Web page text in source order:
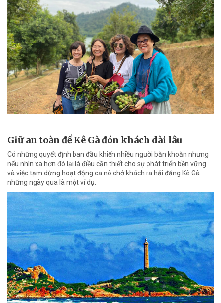
Giữ an toàn để Kê Gà đón khách dài lâu
Có những quyết định ban đầu khiến nhiều người băn khoăn nhưng
nếu nhìn xa hơn đó lại là điều cần thiết cho sự phát triển bền vững
và việc tạm dừng hoạt động ca nô chở khách ra hải đăng Kê Gà
những ngày qua là một ví dụ.